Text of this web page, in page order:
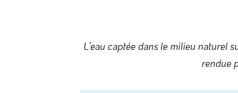
L’eau captée dans le milieu naturel
rendue